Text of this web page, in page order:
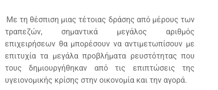
Με τη θέσπιση μιας τέτοιας δράσης από μέρους των
τραπεζών, σημαντικά μεγάλος αριθμός
επιχειρήσεων θα μπορέσουν να αντιμετωπίσουν με
επιτυχία τα μεγάλα προβλήματα ρευστότητας που
τους δημιουργήθηκαν από τις επιπτώσεις της
υγειονομικής κρίσης στην οικονομία και την αγορά.